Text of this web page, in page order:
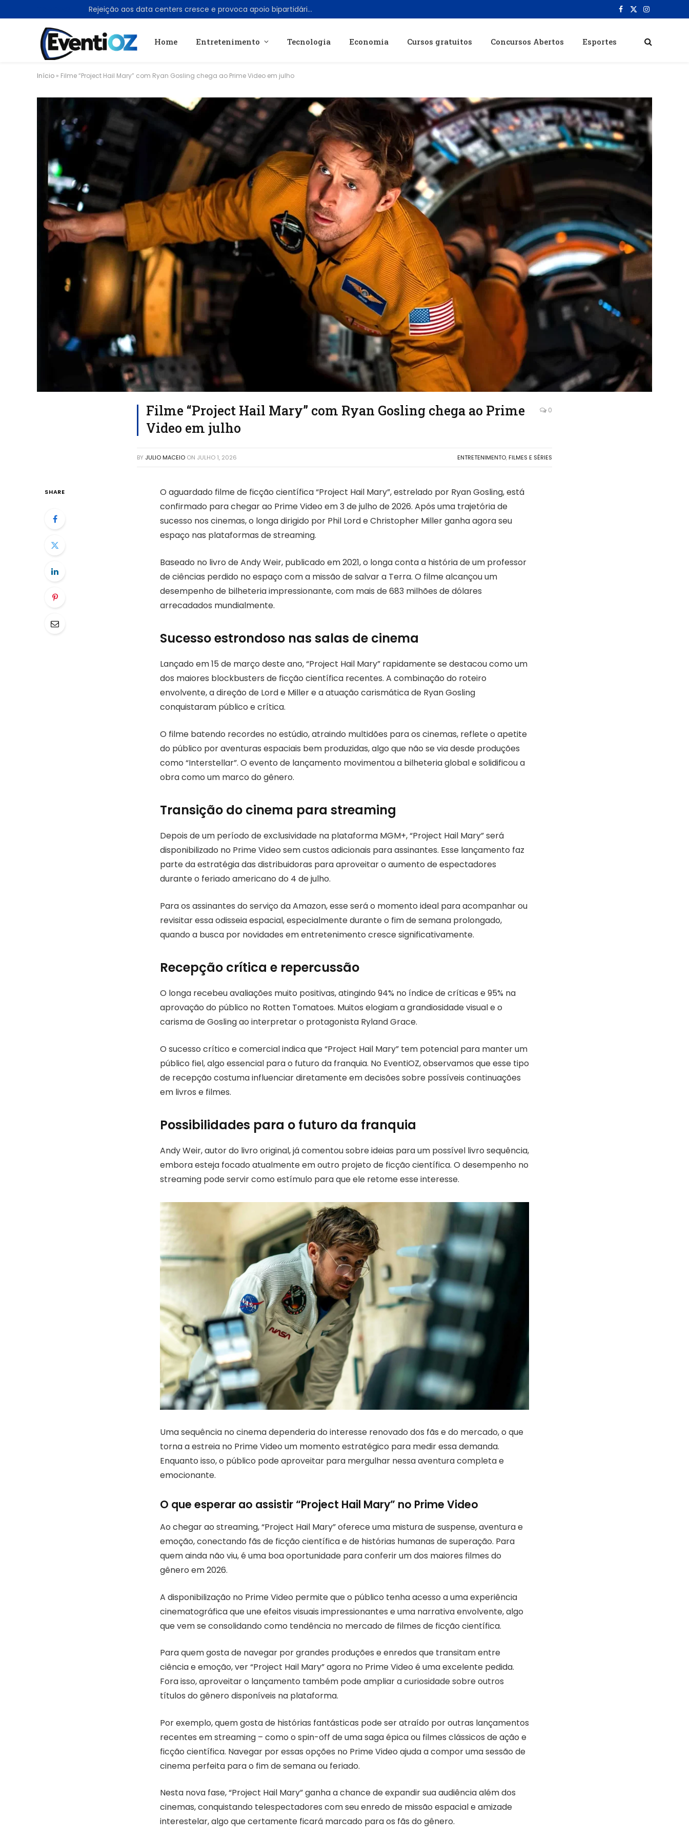
Rejeição aos data centers cresce e provoca apoio bipartidário nos EUA Facebook
X
Instagram
Home Entretenimento Tecnologia Economia Cursos gratuitos Concursos Abertos Esportes
Início » Filme “Project Hail Mary” com Ryan Gosling chega ao Prime Video em julho
Filme “Project Hail Mary” com Ryan Gosling chega ao Prime
Video em julho
0
BY JULIO MACEIO ON JULHO 1, 2026 ENTRETENIMENTO, FILMES E SÉRIES
SHARE
O aguardado filme de ficção científica “Project Hail Mary”, estrelado por Ryan Gosling, está
confirmado para chegar ao Prime Video em 3 de julho de 2026. Após uma trajetória de
sucesso nos cinemas, o longa dirigido por Phil Lord e Christopher Miller ganha agora seu
espaço nas plataformas de streaming.
Baseado no livro de Andy Weir, publicado em 2021, o longa conta a história de um professor
de ciências perdido no espaço com a missão de salvar a Terra. O filme alcançou um
desempenho de bilheteria impressionante, com mais de 683 milhões de dólares
arrecadados mundialmente.
Sucesso estrondoso nas salas de cinema
Lançado em 15 de março deste ano, “Project Hail Mary” rapidamente se destacou como um
dos maiores blockbusters de ficção científica recentes. A combinação do roteiro
envolvente, a direção de Lord e Miller e a atuação carismática de Ryan Gosling
conquistaram público e crítica.
O filme batendo recordes no estúdio, atraindo multidões para os cinemas, reflete o apetite
do público por aventuras espaciais bem produzidas, algo que não se via desde produções
como “Interstellar”. O evento de lançamento movimentou a bilheteria global e solidificou a
obra como um marco do gênero.
Transição do cinema para streaming
Depois de um período de exclusividade na plataforma MGM+, “Project Hail Mary” será
disponibilizado no Prime Video sem custos adicionais para assinantes. Esse lançamento faz
parte da estratégia das distribuidoras para aproveitar o aumento de espectadores
durante o feriado americano do 4 de julho.
Para os assinantes do serviço da Amazon, esse será o momento ideal para acompanhar ou
revisitar essa odisseia espacial, especialmente durante o fim de semana prolongado,
quando a busca por novidades em entretenimento cresce significativamente.
Recepção crítica e repercussão
O longa recebeu avaliações muito positivas, atingindo 94% no índice de críticas e 95% na
aprovação do público no Rotten Tomatoes. Muitos elogiam a grandiosidade visual e o
carisma de Gosling ao interpretar o protagonista Ryland Grace.
O sucesso crítico e comercial indica que “Project Hail Mary” tem potencial para manter um
público fiel, algo essencial para o futuro da franquia. No EventiOZ, observamos que esse tipo
de recepção costuma influenciar diretamente em decisões sobre possíveis continuações
em livros e filmes.
Possibilidades para o futuro da franquia
Andy Weir, autor do livro original, já comentou sobre ideias para um possível livro sequência,
embora esteja focado atualmente em outro projeto de ficção científica. O desempenho no
streaming pode servir como estímulo para que ele retome esse interesse.
Uma sequência no cinema dependeria do interesse renovado dos fãs e do mercado, o que
torna a estreia no Prime Video um momento estratégico para medir essa demanda.
Enquanto isso, o público pode aproveitar para mergulhar nessa aventura completa e
emocionante.
O que esperar ao assistir “Project Hail Mary” no Prime Video
Ao chegar ao streaming, “Project Hail Mary” oferece uma mistura de suspense, aventura e
emoção, conectando fãs de ficção científica e de histórias humanas de superação. Para
quem ainda não viu, é uma boa oportunidade para conferir um dos maiores filmes do
gênero em 2026.
A disponibilização no Prime Video permite que o público tenha acesso a uma experiência
cinematográfica que une efeitos visuais impressionantes e uma narrativa envolvente, algo
que vem se consolidando como tendência no mercado de filmes de ficção científica.
Para quem gosta de navegar por grandes produções e enredos que transitam entre
ciência e emoção, ver “Project Hail Mary” agora no Prime Video é uma excelente pedida.
Fora isso, aproveitar o lançamento também pode ampliar a curiosidade sobre outros
títulos do gênero disponíveis na plataforma.
Por exemplo, quem gosta de histórias fantásticas pode ser atraído por outras lançamentos
recentes em streaming – como o spin-off de uma saga épica ou filmes clássicos de ação e
ficção científica. Navegar por essas opções no Prime Video ajuda a compor uma sessão de
cinema perfeita para o fim de semana ou feriado.
Nesta nova fase, “Project Hail Mary” ganha a chance de expandir sua audiência além dos
cinemas, conquistando telespectadores com seu enredo de missão espacial e amizade
interestelar, algo que certamente ficará marcado para os fãs do gênero.